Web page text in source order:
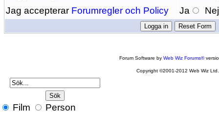
Jag accepterar Forumregler och Policy Ja Nej
Forum Software byWeb Wiz Forums®
Copyright ©2001-2012 Web Wiz Ltd.
Film Person